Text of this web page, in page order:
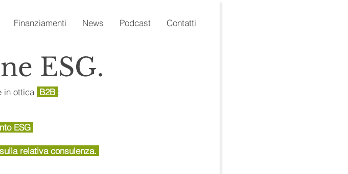
Finanziamenti News Podcast Contatti
ESG.
in ottica B2B :
ESG
relativa consulenza.